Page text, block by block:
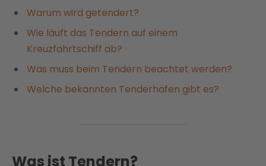
Warum wird getendert?
Wie läuft das Tendern auf einem
Kreuzfahrtschiff ab?
Was muss beim Tendern beachtet werden?
Welche bekannten Tenderhäfen gibt es?
Was ist Tendern?